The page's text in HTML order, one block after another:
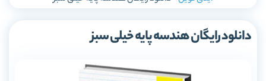
دانلود رایگان هندسه پایه خیلی سبز